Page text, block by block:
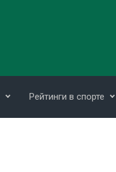
Рейтинги в спорте